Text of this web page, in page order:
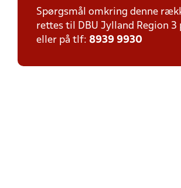
Spørgsmål omkring denne
rettes til DBU Jylland Region 3
eller på tlf: 8939 9930